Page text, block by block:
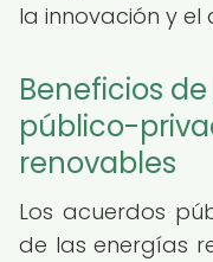
la innovación y el
Beneficios
público-
renovables
Los acuerdos
de las energías